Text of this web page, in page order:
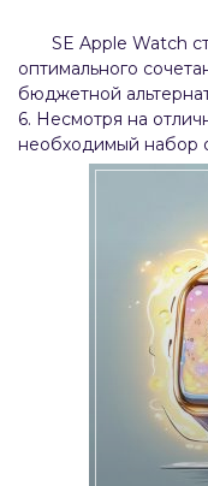
SE Apple Watch
оптимального
бюджетной
6. Несмотря на
необходимый набор